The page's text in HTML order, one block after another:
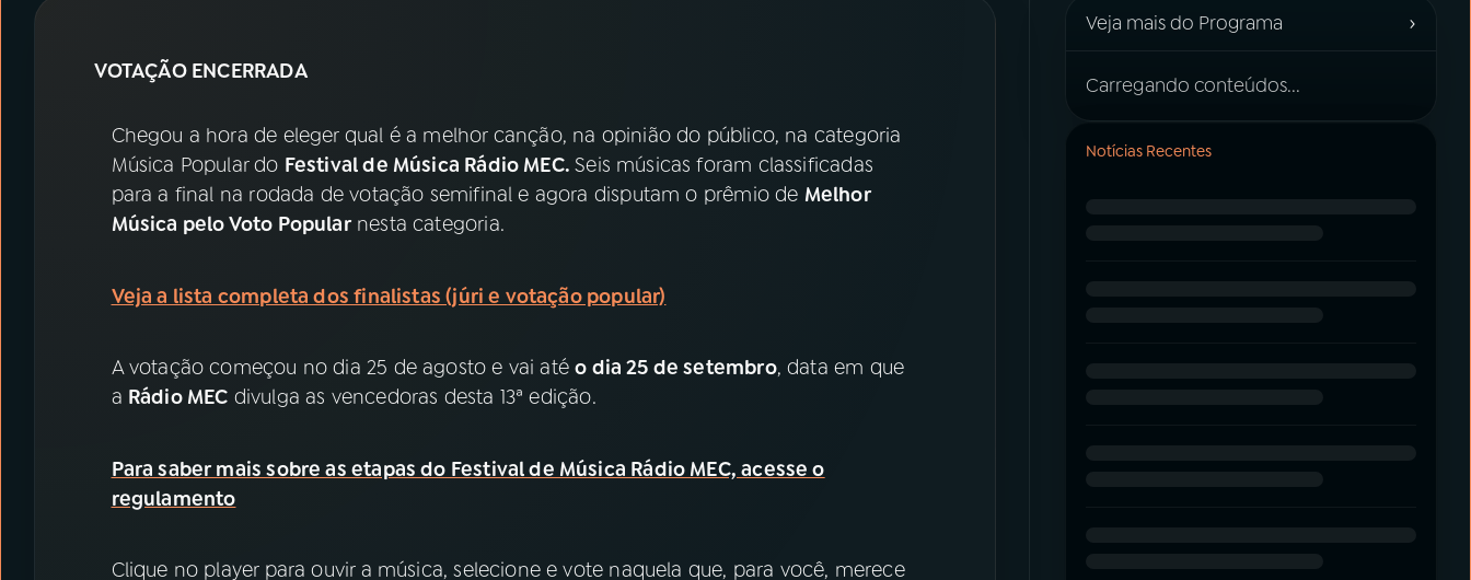
YouTube Facebook
Instagram X
VOTAÇÃO ENCERRADA
Chegou a hora de eleger qual é a melhor canção, na opinião do público, na categoria
Música Popular do Festival de Música Rádio MEC.Seis músicas foram classificadas
para a final na rodada de votação semifinal e agora disputam o prêmio de Melhor
Música pelo Voto Popularnesta categoria.
Veja a lista completa dos finalistas (júri e votação popular)
A votação começou no dia 25 de agosto e vai atéo dia 25 de setembro, data em que
a Rádio MEC divulga as vencedoras desta 13ª edição.
Para saber mais sobre as etapas do Festival de Música Rádio MEC, acesse o
regulamento
Clique no player para ouvir a música, selecione e vote naquela que, para você, merece
Veja mais do Programa ›
Carregando conteúdos...
Notícias Recentes